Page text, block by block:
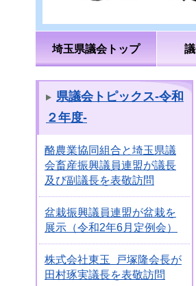
埼玉県議会トップ
県議会トピックス-令和
２年度-
酪農業協同組合と埼玉県議
会畜産振興議員連盟が議長
及び副議長を表敬訪問
盆栽振興議員連盟が盆栽を
展示（令和2年6月定例会）
株式会社東玉 戸塚隆会長が
田村琢実議長を表敬訪問